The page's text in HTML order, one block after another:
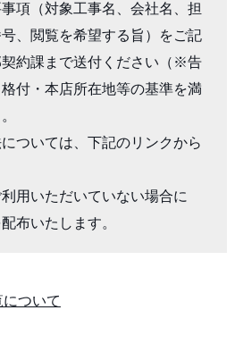
項（対象工事名、会社名、担
、閲覧を希望する旨）をご記
契約課まで送付ください（※告
付・本店所在地等の基準を満
ついては、下記のリンクから
用いただいていない場合に
布いたします。
ついて